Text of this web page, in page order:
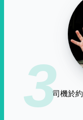
3司機於